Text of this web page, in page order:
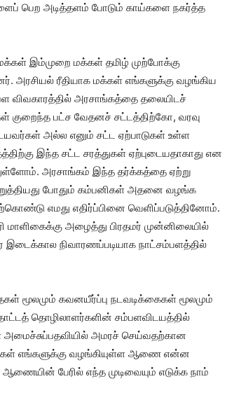
பெற அடித்தளம் போடும் காய்களை நகர்த்த
இம்முறை மக்கள் தமிழ் முற்போக்கு
அரசியல் ரீதியாக மக்கள் எங்களுக்கு வழங்கிய
அரசாங்கத்தை தலையிடச்
குறைந்த பட்ச வேதனச் சட்டத்திற்கோ, வரவு
அல்ல எனும் சட்ட ஏற்பாடுகள் உள்ள
இந்த சட்ட சரத்துகள் ஏற்புடையதாகாது என
அரசாங்கம் இந்த தர்க்கத்தை ஏற்று
போதும் கம்பனிகள் அதனை வழங்க
எமது எதிர்ப்பினை வெளிப்படுத்தினோம்.
மாளிகைக்கு அழைத்து பிரதமர் முன்னிலையில்
இடைக்கால நிவாரணப்படியாக நாட்சம்பளத்தில்
மூலமும் கவனயீர்ப்பு நடவடிக்கைகள் மூலமும்
தொழிலாளர்களின் சம்பளவிடயத்தில்
அமரச் செய்வதற்கான
எங்களுக்கு வழங்கியுள்ள ஆணை என்ன
பேரில் எந்த முடிவையும் எடுக்க நாம்